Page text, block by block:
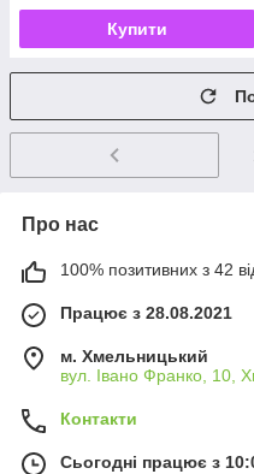
Купити
Про нас
100% позитивних з 42
Працює з 28.08.2021
м. Хмельницький
вул. Івано Франко, 10,
Контакти
Сьогодні працює з